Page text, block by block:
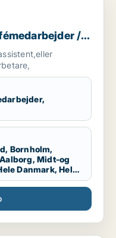
/
/
Bornholm,
Midt-og
Danmark, Hele